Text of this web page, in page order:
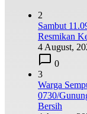
2
Sambut
Resmikan
4 August,
0
3
Warga
0730/
Bersih